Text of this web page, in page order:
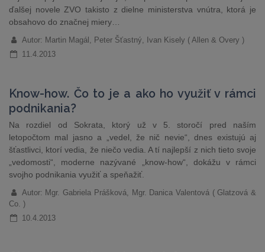
ďalšej novele ZVO takisto z dielne ministerstva vnútra, ktorá je
obsahovo do značnej miery…
Autor: Martin Magál, Peter Šťastný, Ivan Kisely ( Allen & Overy )
11.4.2013
Know-how. Čo to je a ako ho využiť v rámci
podnikania?
Na rozdiel od Sokrata, ktorý už v 5. storočí pred naším
letopočtom mal jasno a „vedel, že nič nevie“, dnes existujú aj
šťastlivci, ktorí vedia, že niečo vedia. A tí najlepší z nich tieto svoje
„vedomosti“, moderne nazývané „know-how“, dokážu v rámci
svojho podnikania využiť a speňažiť.
Autor: Mgr. Gabriela Prášková, Mgr. Danica Valentová ( Glatzová &
Co. )
10.4.2013